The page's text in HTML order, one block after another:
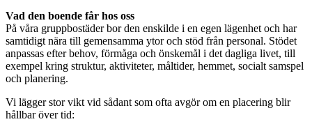
Vad den boende får hos oss
På våra gruppbostäder bor den enskilde i en egen lägenhet och har
samtidigt nära till gemensamma ytor och stöd från personal. Stödet
anpassas efter behov, förmåga och önskemål i det dagliga livet, till
exempel kring struktur, aktiviteter, måltider, hemmet, socialt samspel
och planering.
Vi lägger stor vikt vid sådant som ofta avgör om en placering blir
hållbar över tid: